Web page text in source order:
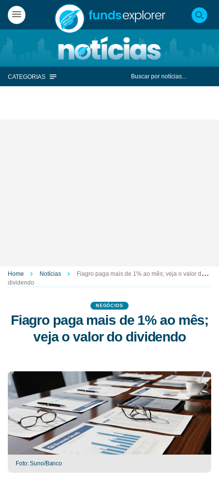
CATEGORIAS
Home Notícias
Fiagro paga mais de 1% ao mês; veja o valor do
dividendo
NEGÓCIOS
Fiagro paga mais de 1% ao mês;
veja o valor do dividendo
Foto: Suno/Banco